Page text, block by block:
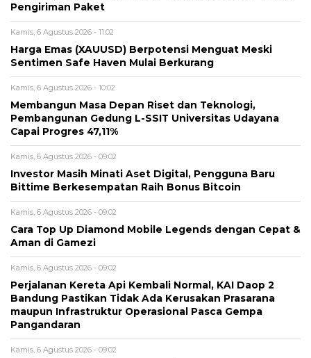
Pengiriman Paket
Kamis, 6 Agustus 2026 - 11:02
Harga Emas (XAUUSD) Berpotensi Menguat Meski
Sentimen Safe Haven Mulai Berkurang
Kamis, 6 Agustus 2026 - 10:02
Membangun Masa Depan Riset dan Teknologi,
Pembangunan Gedung L-SSIT Universitas Udayana
Capai Progres 47,11%
Kamis, 6 Agustus 2026 - 09:02
Investor Masih Minati Aset Digital, Pengguna Baru
Bittime Berkesempatan Raih Bonus Bitcoin
Kamis, 6 Agustus 2026 - 09:02
Cara Top Up Diamond Mobile Legends dengan Cepat &
Aman di Gamezi
Kamis, 6 Agustus 2026 - 09:02
Perjalanan Kereta Api Kembali Normal, KAI Daop 2
Bandung Pastikan Tidak Ada Kerusakan Prasarana
maupun Infrastruktur Operasional Pasca Gempa
Pangandaran
Kamis, 6 Agustus 2026 - 09:02